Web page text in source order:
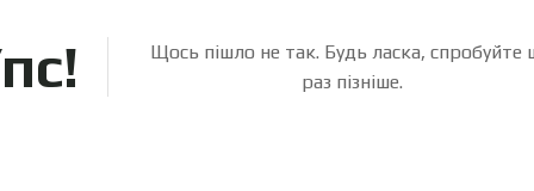
Щось пішло не так. Будь ласка, спробуйте
раз пізніше.